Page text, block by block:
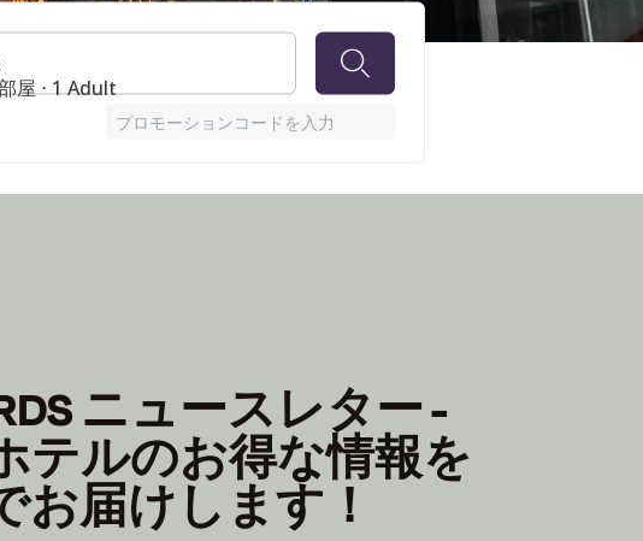
屋 ⋅ 1 Adult
プロモーションコードを入力
ニュースレター -
テルのお得な情報を
お届けします！